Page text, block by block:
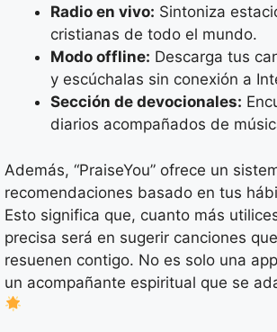
Radio en vivo: Sintoniza
cristianas de todo el mundo.
Modo offline: Descarga tus
y escúchalas sin conexión a
Sección de devocionales:
diarios acompañados de
Además, “PraiseYou” ofrece un
recomendaciones basado en tus
Esto significa que, cuanto más
precisa será en sugerir canciones
resuenen contigo. No es solo una
un acompañante espiritual que se